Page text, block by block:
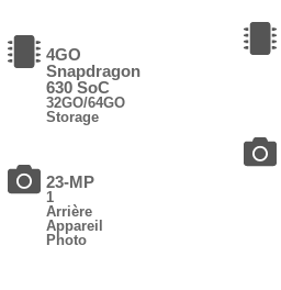
4GO
Snapdragon
630 SoC
32GO/64GO
Storage
23-MP
1
Arrière
Appareil
Photo